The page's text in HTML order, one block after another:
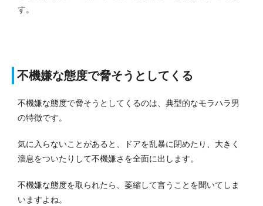
す。
不機嫌な態度で脅そうとしてくる
不機嫌な態度で脅そうとしてくるのは、典型的なモラハラ男
の特徴です。
気に入らないことがあると、ドアを乱暴に閉めたり、大きく
溜息をついたりして不機嫌さを全面に出します。
不機嫌な態度を取られたら、萎縮して言うことを聞いてしま
いますよね。